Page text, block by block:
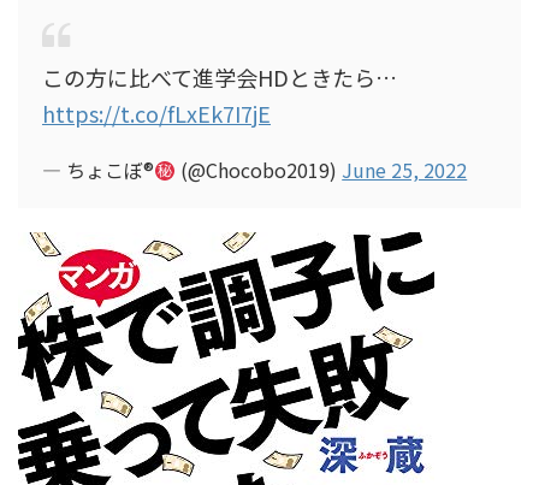
この方に比べて進学会HDときたら…
https://t.co/fLxEk7I7jE
— ちょこぼ®︎ (@Chocobo2019) June 25, 2022